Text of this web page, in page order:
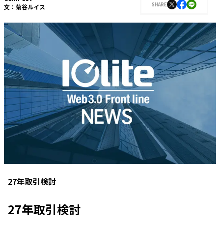
文： 菊谷ルイス SHARE
27年取引検討
27年取引検討